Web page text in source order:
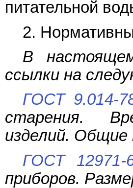
питательной
2.
В
ссылки на
ГОСТ 9.014-
старения.
изделий. Общие
ГОСТ 12971-
приборов.